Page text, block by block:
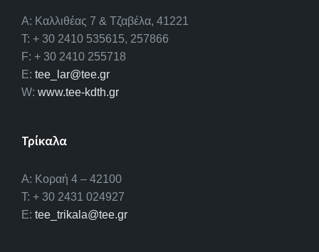
A: Καλλιθέας 7 & Τζαβέλα, 41221
T: + 30 2410 535615, 257866
F: + 30 2410 255718
E: tee_lar@tee.gr
W: www.tee-kdth.gr
Τρίκαλα
Α: Κοραή 4 – 42100
T: + 30 2431 024927
E: tee_trikala@tee.gr